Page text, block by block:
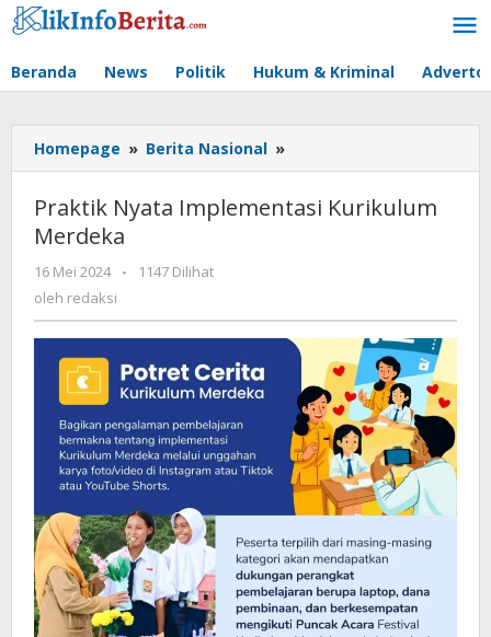
Lewati
ke
Beranda News Politik Hukum & Kriminal
Homepage » Berita Nasional »
Nyata
Kurikulum
Praktik Nyata Implementasi Kurikulum
Merdeka
16 Mei 2024
oleh
-
1147 Dilihat
oleh redaksi